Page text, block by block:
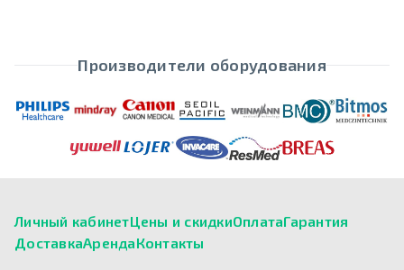
Производители оборудования
Личный кабинетЦены и скидкиОплатаГарантия
ДоставкаАрендаКонтакты